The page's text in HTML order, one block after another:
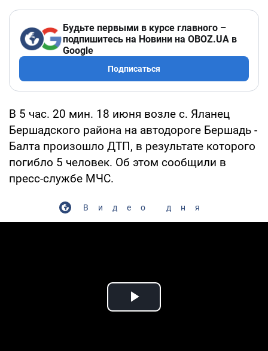
Будьте первыми в курсе главного –
подпишитесь на Новини на OBOZ.UA в
Google
Подписаться
В 5 час. 20 мин. 18 июня возле с. Яланец
Бершадского района на автодороге Бершадь -
Балта произошло ДТП, в результате которого
погибло 5 человек. Об этом сообщили в
пресс-службе МЧС.
Видео дня
Play Video